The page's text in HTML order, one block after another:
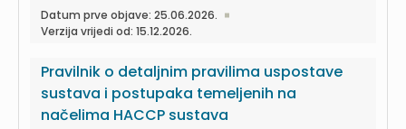
Datum prve objave: 25.06.2026.
Verzija vrijedi od: 15.12.2026.
Pravilnik o detaljnim pravilima uspostave
sustava i postupaka temeljenih na
načelima HACCP sustava